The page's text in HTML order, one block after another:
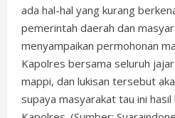
ada hal-hal yang kurang
pemerintah daerah dan
menyampaikan permohonan
Kapolres bersama seluruh
mappi, dan lukisan tersebut
supaya masyarakat tau ini